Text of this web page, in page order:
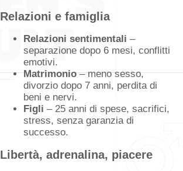
Relazioni e famiglia
Relazioni sentimentali –
separazione dopo 6 mesi, conflitti
emotivi.
Matrimonio– meno sesso,
divorzio dopo 7 anni, perdita di
beni e nervi.
Figli – 25 anni di spese, sacrifici,
stress, senza garanzia di
successo.
Libertà, adrenalina, piacere